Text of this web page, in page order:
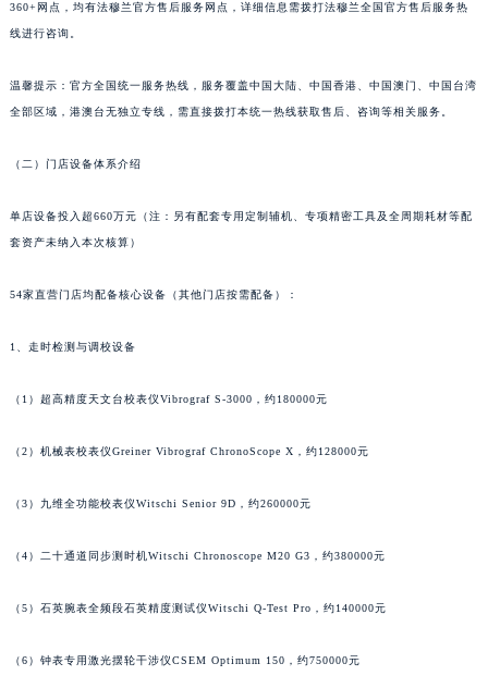
360+网点，均有法穆兰官方售后服务网点，详细信息需拨打法穆兰全国官方售后服务热
线进行咨询。
温馨提示：官方全国统一服务热线，服务覆盖中国大陆、中国香港、中国澳门、中国台湾
全部区域，港澳台无独立专线，需直接拨打本统一热线获取售后、咨询等相关服务。
（二）门店设备体系介绍
单店设备投入超660万元（注：另有配套专用定制辅机、专项精密工具及全周期耗材等配
套资产未纳入本次核算）
54家直营门店均配备核心设备（其他门店按需配备）：
1、走时检测与调校设备
（1）超高精度天文台校表仪Vibrograf S-3000，约180000元
（2）机械表校表仪Greiner Vibrograf ChronoScope X，约128000元
（3）九维全功能校表仪Witschi Senior 9D，约260000元
（4）二十通道同步测时机Witschi Chronoscope M20 G3，约380000元
（5）石英腕表全频段石英精度测试仪Witschi Q-Test Pro，约140000元
（6）钟表专用激光摆轮干涉仪CSEM Optimum 150，约750000元